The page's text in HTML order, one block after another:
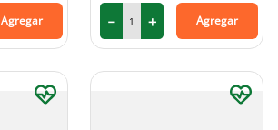
Agregar
＋
－ Agregar